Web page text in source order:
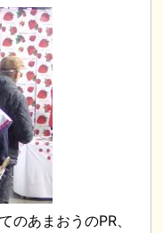
のあまおうのPR、